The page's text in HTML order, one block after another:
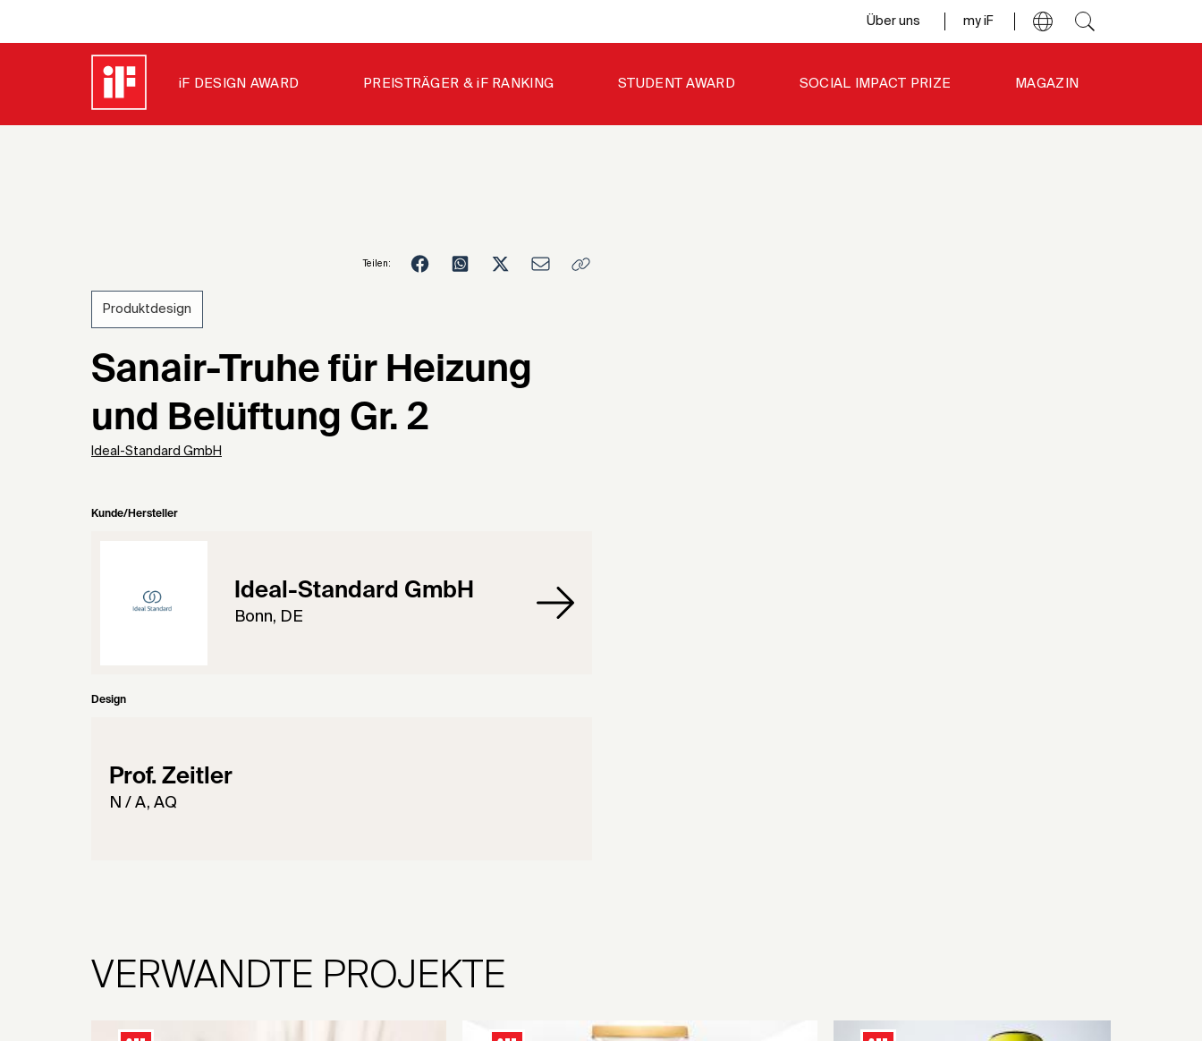
Über uns my iF
iF DESIGN AWARD PREISTRÄGER & iF RANKING STUDENT AWARD SOCIAL IMPACT PRIZE MAGAZIN
Teilen:
Produktdesign
Sanair-Truhe für Heizung
und Belüftung Gr. 2
Ideal-Standard GmbH
Kunde/Hersteller
Ideal-Standard GmbH
Bonn, DE
Design
Prof. Zeitler
N / A, AQ
VERWANDTE PROJEKTE